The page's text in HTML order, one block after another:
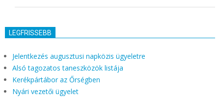
LEGFRISSEBB
Jelentkezés augusztusi napközis ügyeletre
Alsó tagozatos taneszközök listája
Kerékpártábor az Őrségben
Nyári vezetői ügyelet